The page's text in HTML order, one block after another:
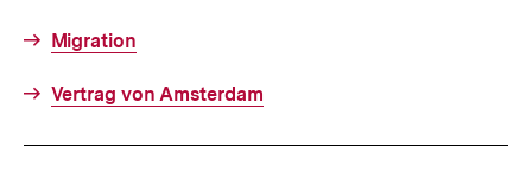
Migration
Vertrag von Amsterdam